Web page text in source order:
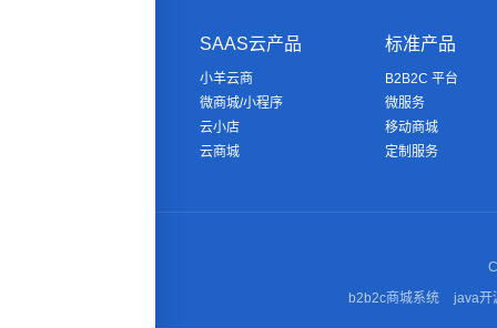
SAAS云产品
小羊云商
微商城/小程序
云小店
云商城
标准产品
B2B2C 平台
微服务
移动商城
定制服务
b2b2c商城系统
java开